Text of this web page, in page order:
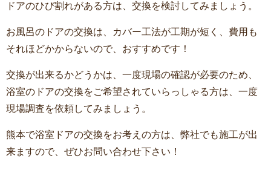
ドアのひび割れがある方は、交換を検討してみましょう。
お風呂のドアの交換は、カバー工法が工期が短く、費用も
それほどかからないので、おすすめです！
交換が出来るかどうかは、一度現場の確認が必要のため、
浴室のドアの交換をご希望されていらっしゃる方は、一度
現場調査を依頼してみましょう。
熊本で浴室ドアの交換をお考えの方は、弊社でも施工が出
来ますので、ぜひお問い合わせ下さい！